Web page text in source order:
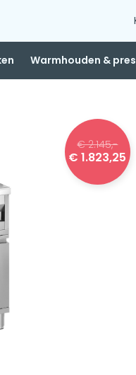
Warmhouden &
€ 2.145,-
€ 1.823,25